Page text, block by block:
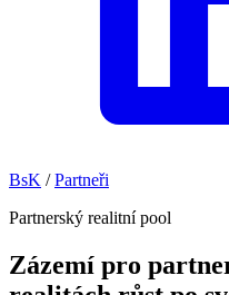
BsK / Partneři
Partnerský realitní pool
Zázemí pro